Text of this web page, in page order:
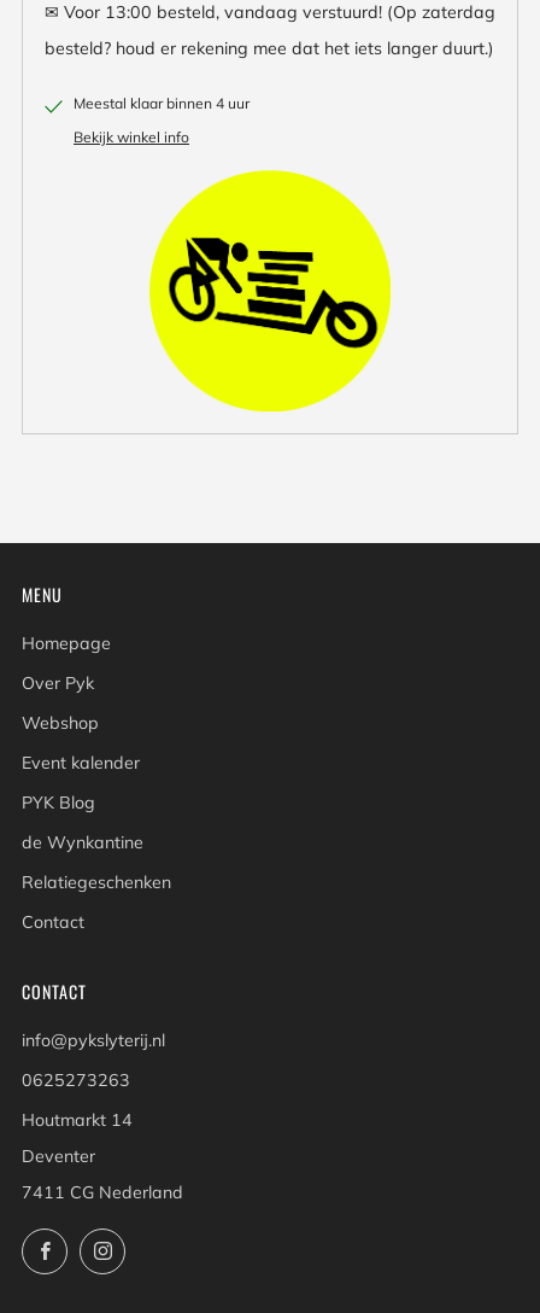
✉ Voor 13:00 besteld, vandaag verstuurd! (Op zaterdag
besteld? houd er rekening mee dat het iets langer duurt.)
Meestal klaar binnen 4 uur
Bekijk winkel info
MENU
Homepage
Over Pyk
Webshop
Event kalender
PYK Blog
de Wynkantine
Relatiegeschenken
Contact
CONTACT
info@pykslyterij.nl
0625273263
Houtmarkt 14
Deventer
7411 CG Nederland
FacebookInstagram